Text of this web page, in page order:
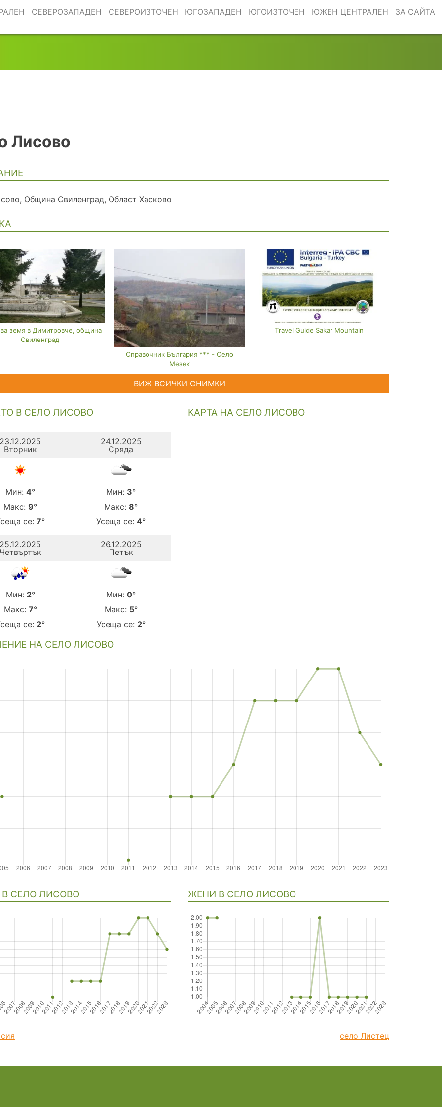
СЕВЕРОЗАПАДЕН СЕВЕРОИЗТОЧЕН ЮГОЗАПАДЕН ЮГОИЗТОЧЕН ЮЖЕН ЦЕНТРАЛЕН ЗА САЙТА
Лисово
Община Свиленград, Област Хасково
земя в Димитровче, община
Свиленград
Справочник България *** - Село
Мезек
Travel Guide Sakar Mountain
ВИЖ ВСИЧКИ СНИМКИ
В СЕЛО ЛИСОВО
23.12.2025
Вторник
Мин: 4°
Макс: 9°
се: 7°
24.12.2025
Сряда
Мин: 3°
Макс: 8°
Усеща се: 4°
25.12.2025
Мин: 2°
Макс: 7°
се: 2°
26.12.2025
Петък
Мин: 0°
Макс: 5°
Усеща се: 2°
КАРТА НА СЕЛО ЛИСОВО
НА СЕЛО ЛИСОВО
СЕЛО ЛИСОВО ЖЕНИ В СЕЛО ЛИСОВО
село Листец